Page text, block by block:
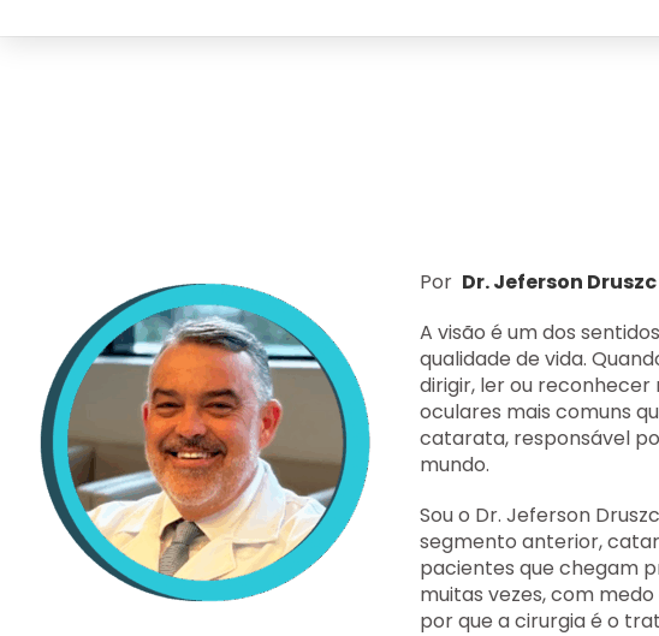
Por Dr. Jeferson Druszc
A visão é um dos
qualidade de vida.
dirigir, ler ou
oculares mais comuns
catarata, responsável
mundo.
Sou o Dr. Jeferson
segmento anterior,
pacientes que chegam
muitas vezes, com
por que acirurgia é o